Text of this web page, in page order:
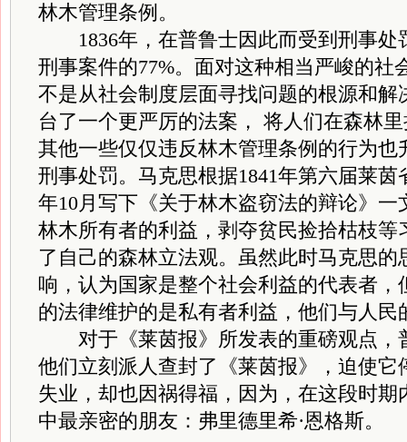
林木管理条例。
1836年，在普鲁士因此而受到刑事处
刑事案件的77%。面对这种相当严峻的社
不是从社会制度层面寻找问题的根源和解
台了一个更严厉的法案， 将人们在森林
其他一些仅仅违反林木管理条例的行为也
刑事处罚。马克思根据1841年第六届莱
年10月写下《关于林木盗窃法的辩论》
林木所有者的利益，剥夺贫民捡拾枯枝等
了自己的森林立法观。虽然此时马克思
响，认为国家是整个社会利益的代表者，
的法律维护的是私有者利益，他们与人民
对于《莱茵报》所发表的重磅观点，
他们立刻派人查封了《莱茵报》，迫使它
失业，却也因祸得福，因为，在这段时期
中最亲密的朋友：弗里德里希·恩格斯。